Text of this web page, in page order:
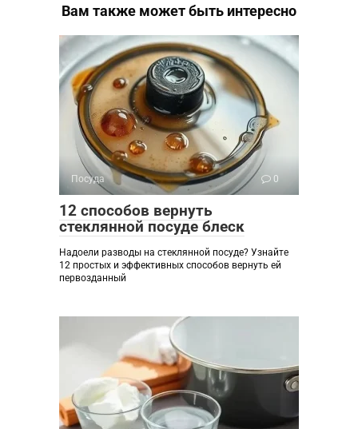
Вам также может быть интересно
Посуда 0
12 способов вернуть
стеклянной посуде блеск
Надоели разводы на стеклянной посуде? Узнайте
12 простых и эффективных способов вернуть ей
первозданный